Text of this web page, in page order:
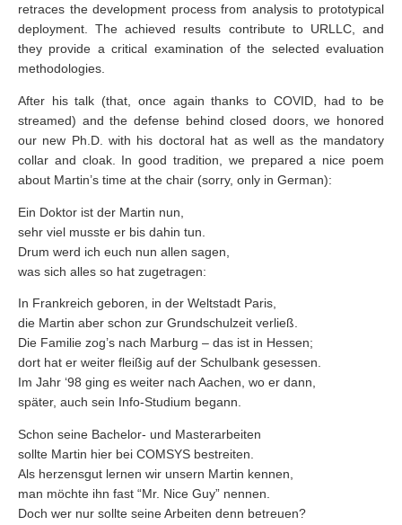
retraces the development process from analysis to prototypical
deployment. The achieved results contribute to URLLC, and
they provide a critical examination of the selected evaluation
methodologies.
After his talk (that, once again thanks to COVID, had to be
streamed) and the defense behind closed doors, we honored
our new Ph.D. with his doctoral hat as well as the mandatory
collar and cloak. In good tradition, we prepared a nice poem
about Martin’s time at the chair (sorry, only in German):
Ein Doktor ist der Martin nun,
sehr viel musste er bis dahin tun.
Drum werd ich euch nun allen sagen,
was sich alles so hat zugetragen:
In Frankreich geboren, in der Weltstadt Paris,
die Martin aber schon zur Grundschulzeit verließ.
Die Familie zog’s nach Marburg – das ist in Hessen;
dort hat er weiter fleißig auf der Schulbank gesessen.
Im Jahr ‘98 ging es weiter nach Aachen, wo er dann,
später, auch sein Info-Studium begann.
Schon seine Bachelor- und Masterarbeiten
sollte Martin hier bei COMSYS bestreiten.
Als herzensgut lernen wir unsern Martin kennen,
man möchte ihn fast “Mr. Nice Guy” nennen.
Doch wer nur sollte seine Arbeiten denn betreuen?